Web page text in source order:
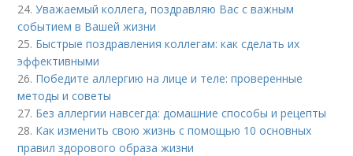
24.Уважаемый коллега, поздравляю Вас с важным
событием в Вашей жизни
25. Быстрые поздравления коллегам: как сделать их
эффективными
26. Победите аллергию на лице и теле: проверенные
методы и советы
27. Без аллергии навсегда: домашние способы и рецепты
28. Как изменить свою жизнь с помощью 10 основных
правил здорового образа жизни